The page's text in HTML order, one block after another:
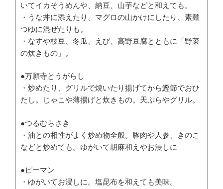
いてイカそうめんや、納豆、山芋などと和えても。
・うな丼に添えたり、マグロの山かけにしたり、素麺
つゆに混ぜたりも。
・なすや枝豆、冬瓜、えび、高野豆腐とともに「野菜
の炊きもの」。
●万願寺とうがらし
・炒めたり、グリルで焼いたり揚げてから鰹節でおひ
たし。じゃこや薄揚げと炊きもの。天ぷらやグリル。
●つるむらさき
・油との相性がよく炒め物全般。豚肉や人参、きのこ
などと炒めても。ゆがいて胡麻和えやお浸しに
●ピーマン
・ゆがいてお浸しに。塩昆布を和えても美味。